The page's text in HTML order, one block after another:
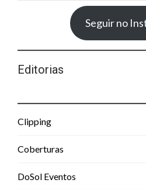
Seguir no
Editorias
Clipping
Coberturas
DoSol Eventos